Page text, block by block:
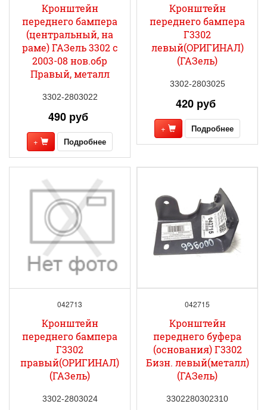
Кронштейн
переднего бампера
(центральный, на
раме) ГАЗель 3302 с
2003-08 нов.обр
Правый, металл
3302-2803022
490 руб
+ Подробнее
Кронштейн
переднего бампера
Г3302
левый(ОРИГИНАЛ)
(ГАЗель)
3302-2803025
420 руб
+ Подробнее
042713
Кронштейн
переднего бампера
Г3302
правый(ОРИГИНАЛ)
(ГАЗель)
3302-2803024
042715
Кронштейн
переднего буфера
(основания) Г3302
Бизн. левый(металл)
(ГАЗель)
3302280302310